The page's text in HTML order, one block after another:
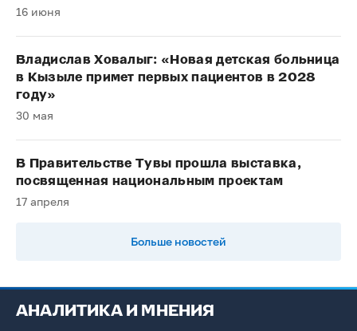
16 июня
Владислав Ховалыг: «Новая детская больница
в Кызыле примет первых пациентов в 2028
году»
30 мая
В Правительстве Тувы прошла выставка,
посвященная национальным проектам
17 апреля
Больше новостей
АНАЛИТИКА И МНЕНИЯ